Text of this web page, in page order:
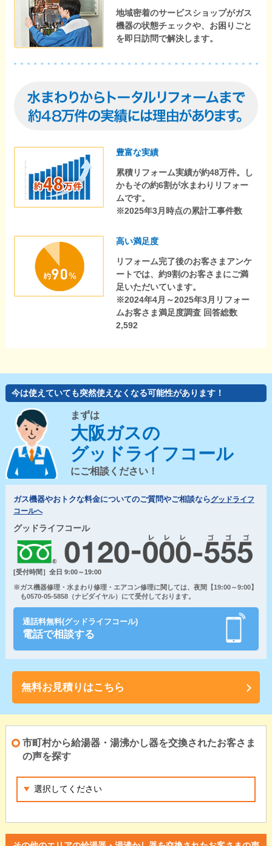
地域密着のサービスショップがガス
機器の状態チェックや、お困りごと
を即日訪問で解決します。
豊富な実績
累積リフォーム実績が約48万件。し
かもその約6割が水まわりリフォー
ムです。
※2025年3月時点の累計工事件数
高い満足度
リフォーム完了後のお客さまアンケ
ートでは、約9割のお客さまにご満
足いただいています。
※2024年4月～2025年3月リフォー
ムお客さま満足度調査 回答総数
2,592
今は使えていても突然使えなくなる可能性があります！
まずは
大阪ガスの
グッドライフコール
にご相談ください！
ガス機器やおトクな料金についてのご質問やご相談ならグッドライフ
コールへ
グッドライフコール
[受付時間］全日 9:00～19:00
※ガス機器修理・水まわり修理・エアコン修理に関しては、夜間【19:00～9:00】
も0570-05-5858（ナビダイヤル）にて受付しております。
通話料無料(グッドライフコール)
電話で相談する
無料お見積りはこちら
市町村から給湯器・湯沸かし器を交換されたお客さま
の声を探す